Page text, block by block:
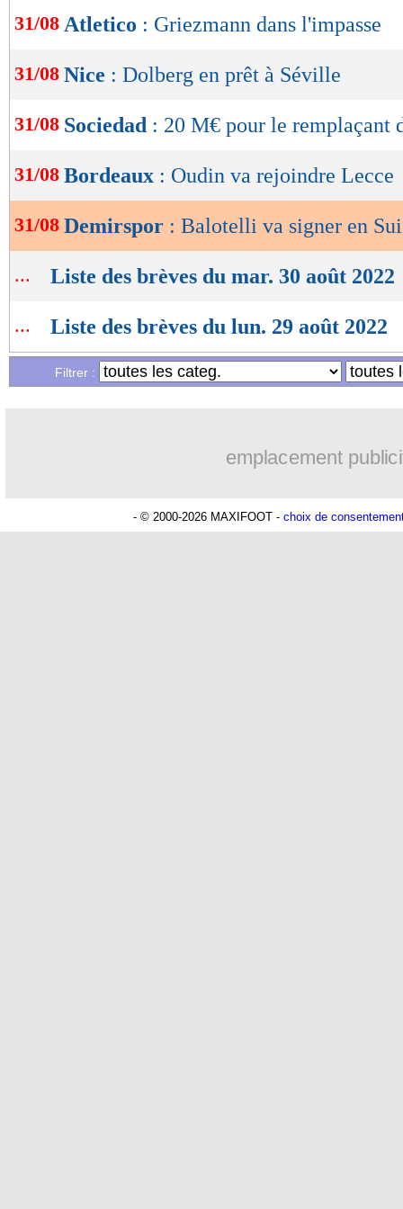
OK
31/08 Atletico : Griezmann dans l'impasse
31/08 Nice : Dolberg en prêt à Séville
31/08 Sociedad : 20 M€ pour le remplaçant
31/08 Bordeaux : Oudin va rejoindre Lecce
31/08 Demirspor : Balotelli va signer en
... Liste des brèves du mar. 30 août 2022
... Liste des brèves du lun. 29 août 2022
Filtrer :
emplacement
- © 2000-2026 MAXIFOOT - choix de